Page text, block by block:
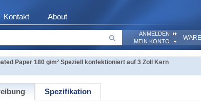
Kontakt About
ANMELDEN
MEIN KONTO
Paper 180 g/m² Speziell konfektioniert auf 3 Zoll Kern
Spezifikation